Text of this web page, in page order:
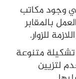
وجود مكاتب
بالمقابر
للزوار.
متنوعة
لتزيين